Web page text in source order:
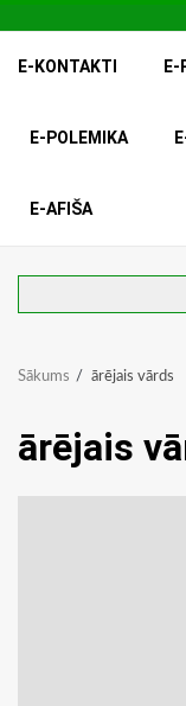
E-KONTAKTI E-
E-POLEMIKA
E-AFIŠA
Sākums ārējais vārds
ārējais